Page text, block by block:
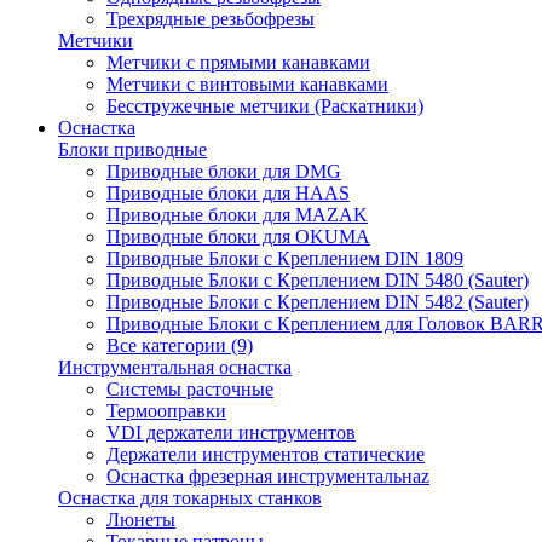
Трехрядные резьбофрезы
Метчики
Метчики с прямыми канавками
Метчики с винтовыми канавками
Бесстружечные метчики (Раскатники)
Оснастка
Блоки приводные
Приводные блоки для DMG
Приводные блоки для HAAS
Приводные блоки для MAZAK
Приводные блоки для OKUMA
Приводные Блоки с Креплением DIN 1809
Приводные Блоки с Креплением DIN 5480 (Sauter)
Приводные Блоки с Креплением DIN 5482 (Sauter)
Приводные Блоки с Креплением для Головок
Все категории (9)
Инструментальная оснастка
Системы расточные
Термооправки
VDI держатели инструментов
Держатели инструментов статические
Оснастка фрезерная инструментальнаz
Оснастка для токарных станков
Люнеты